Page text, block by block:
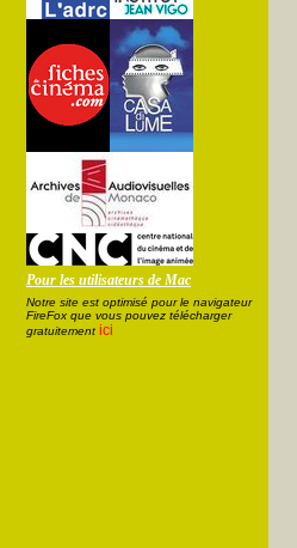
Pour les utilisateurs de Mac
Notre site est optimisé pour le navigateur
FireFox que vous pouvez télécharger
gratuitement ici